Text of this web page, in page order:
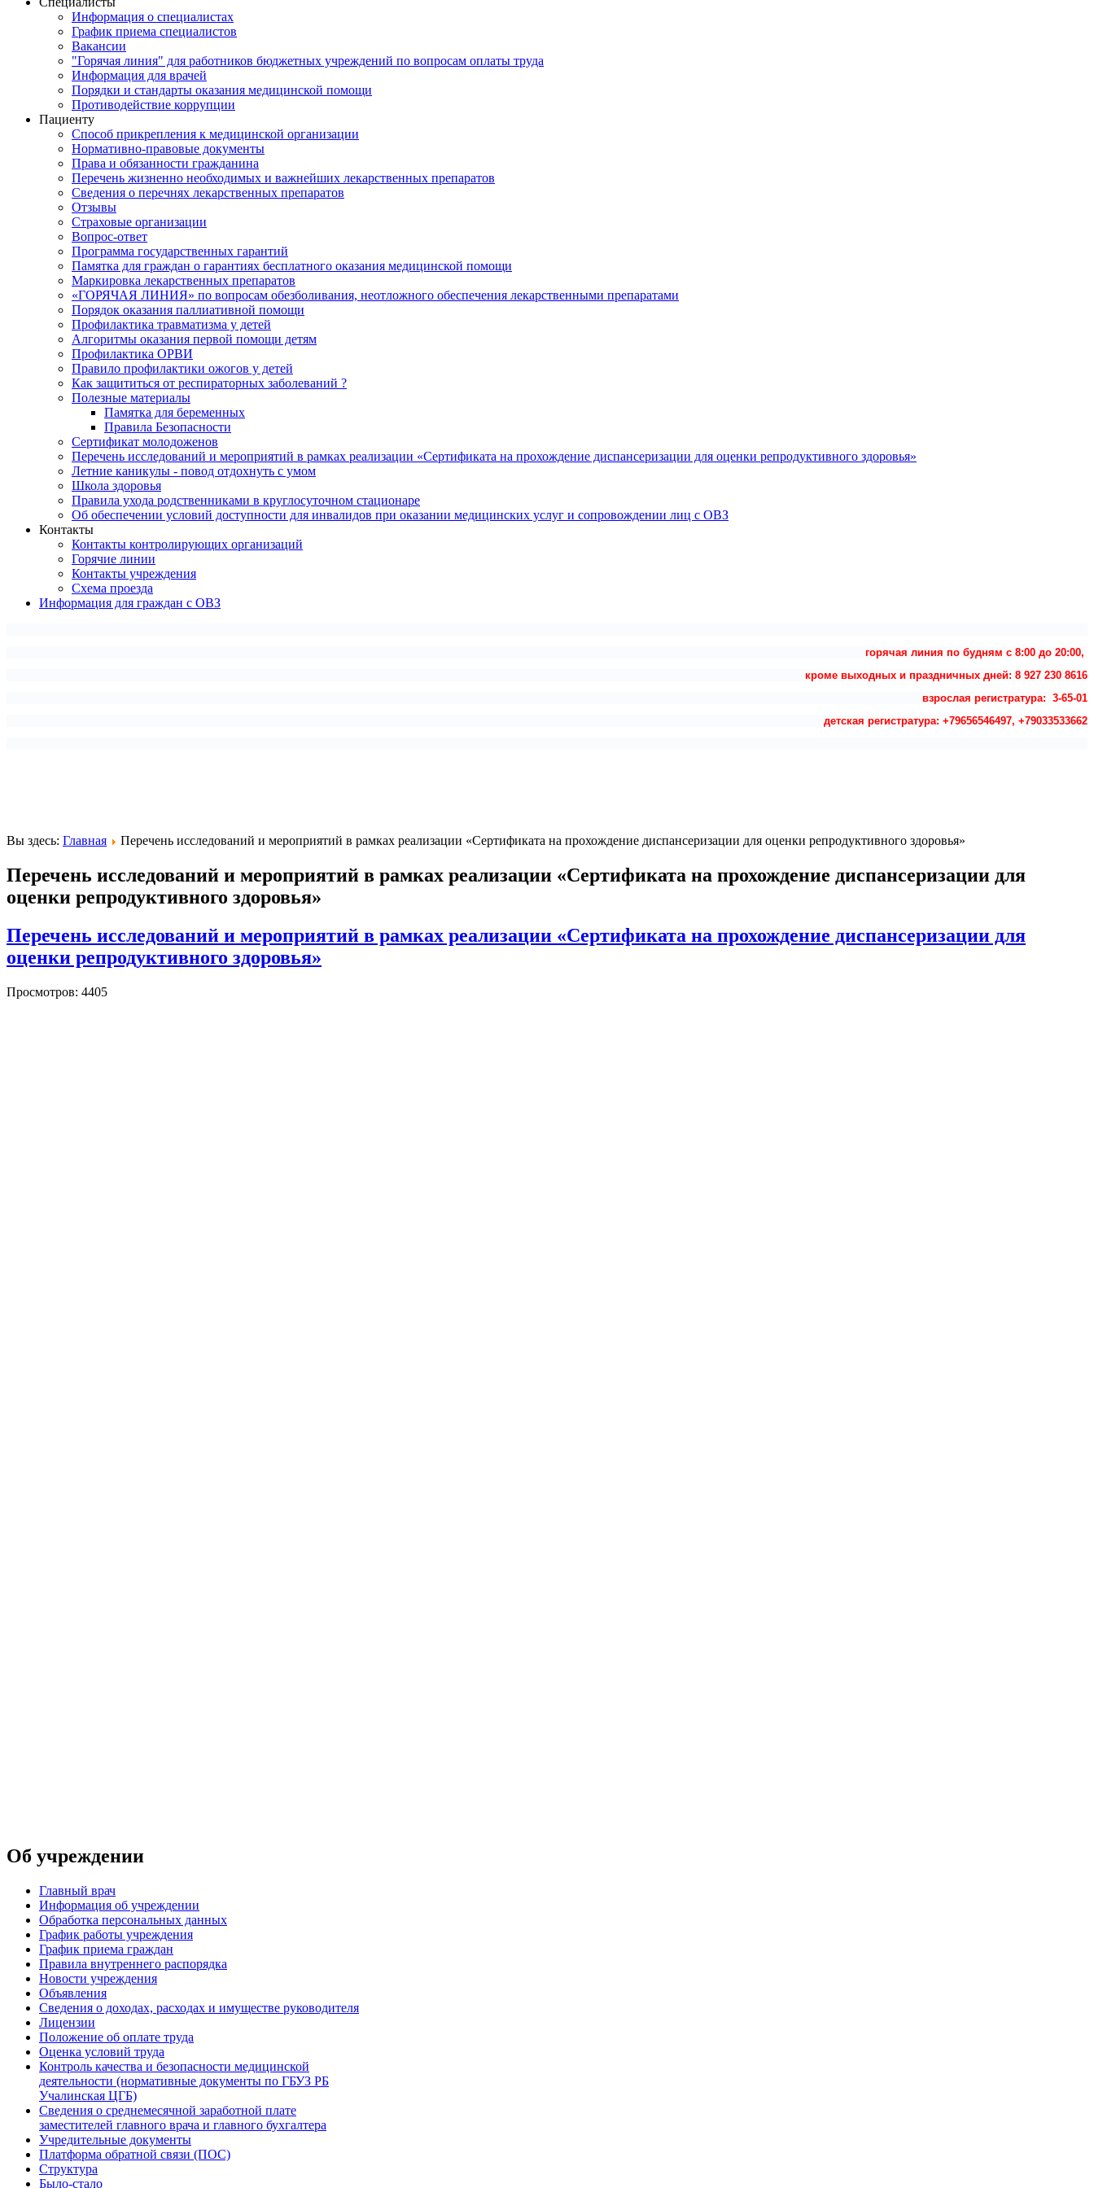
Информация о специалистах
График приема специалистов
Вакансии
"Горячая линия" для работников бюджетных учреждений по вопросам оплаты труда
Информация для врачей
Порядки и стандарты оказания медицинской помощи
Противодействие коррупции
Пациенту
Способ прикрепления к медицинской организации
Нормативно-правовые документы
Права и обязанности гражданина
Перечень жизненно необходимых и важнейших лекарственных препаратов
Сведения о перечнях лекарственных препаратов
Отзывы
Страховые организации
Вопрос-ответ
Программа государственных гарантий
Памятка для граждан о гарантиях бесплатного оказания медицинской помощи
Маркировка лекарственных препаратов
«ГОРЯЧАЯ ЛИНИЯ» по вопросам обезболивания, неотложного обеспечения лекарственными препаратами
Порядок оказания паллиативной помощи
Профилактика травматизма у детей
Алгоритмы оказания первой помощи детям
Профилактика ОРВИ
Правило профилактики ожогов у детей
Как защититься от респираторных заболеваний ?
Полезные материалы
Памятка для беременных
Правила Безопасности
Сертификат молодоженов
Перечень исследований и мероприятий в рамках реализации «Сертификата на прохождение диспансеризации для оценки репродуктивного здоровья»
Летние каникулы - повод отдохнуть с умом
Школа здоровья
Правила ухода родственниками в круглосуточном стационаре
Об обеспечении условий доступности для инвалидов при оказании медицинских услуг и сопровождении лиц с ОВЗ
Контакты
Контакты контролирующих организаций
Горячие линии
Контакты учреждения
Схема проезда
Информация для граждан с ОВЗ
горячая линия по будням с 8:00 до 20:00,
кроме выходных и праздничных дней: 8 927 230 8616
взрослая регистратура: 3-65-01
детская регистратура: +79656546497, +79033533662
Вы здесь: Главная Перечень исследований и мероприятий в рамках реализации «Сертификата на прохождение диспансеризации для оценки репродуктивного здоровья»
Перечень исследований и мероприятий в рамках реализации «Сертификата на прохождение диспансеризации для
оценки репродуктивного здоровья»
Перечень исследований и мероприятий в рамках реализации «Сертификата на прохождение диспансеризации для
оценки репродуктивного здоровья»
Просмотров: 4405
Об учреждении
Главный врач
Информация об учреждении
Обработка персональных данных
График работы учреждения
График приема граждан
Правила внутреннего распорядка
Новости учреждения
Объявления
Сведения о доходах, расходах и имуществе руководителя
Лицензии
Положение об оплате труда
Оценка условий труда
Контроль качества и безопасности медицинской
деятельности (нормативные документы по ГБУЗ РБ
Учалинская ЦГБ)
Сведения о среднемесячной заработной плате
заместителей главного врача и главного бухгалтера
Учредительные документы
Платформа обратной связи (ПОС)
Структура
Было-стало